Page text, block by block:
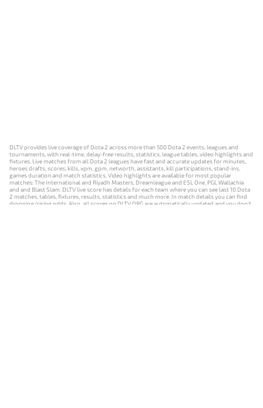
DLTV provides live coverage of Dota 2 across more than 500 Dota 2 events, leagues and
tournaments, with real-time, delay-free results, statistics, league tables, video highlights and
fixtures. Live matches from all Dota 2 leagues have fast and accurate updates for minutes,
heroes drafts, scores, kills, xpm, gpm, networth, assistants, kill participations, stand-ins,
games duration and match statistics. Video highlights are available for most popular
matches: The International and Riyadh Masters, Dreamleague and ESL One, PGL Wallachia
and and Blast Slam. DLTV live score has details for each team where you can see last 10 Dota
2 matches, tables, fixtures, results, statistics and much more. In match details you can find
dropping/rising odds. Also, all scores on DLTV.ORG are automatically updated and you don't